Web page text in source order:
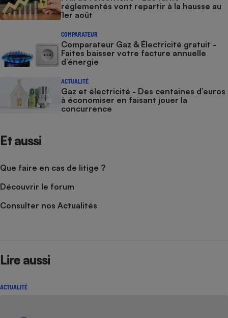
réglementés vont repartir à la hausse au
1er août
COMPARATEUR
Comparateur Gaz & Électricité gratuit -
Faites baisser votre facture annuelle
d’énergie
ACTUALITÉ
Gaz et électricité - Des centaines d’euros
à économiser en faisant jouer la
concurrence
Et aussi
Que faire en cas de litige ?
Découvrir le forum
Consulter nos Actualités
Lire aussi
ACTUALITÉ